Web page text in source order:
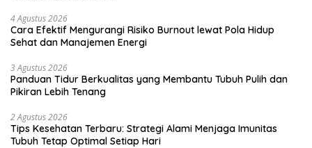
4 Agustus 2026
Cara Efektif Mengurangi Risiko Burnout lewat Pola Hidup
Sehat dan Manajemen Energi
3 Agustus 2026
Panduan Tidur Berkualitas yang Membantu Tubuh Pulih dan
Pikiran Lebih Tenang
2 Agustus 2026
Tips Kesehatan Terbaru: Strategi Alami Menjaga Imunitas
Tubuh Tetap Optimal Setiap Hari